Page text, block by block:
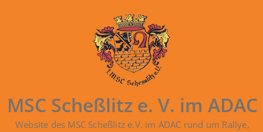
MSC Scheßlitz e. V. im ADAC
Website des MSC Scheßlitz e.V. im ADAC rund um Rallye,